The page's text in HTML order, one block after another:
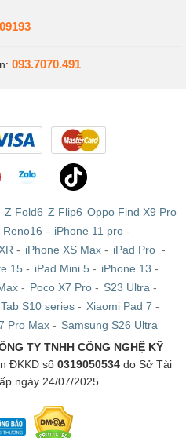
hàng công ty tại Viettablet
nguyên ở trong hộp, là hàng
phân phối; chính vì thế
được đảm bảo.
những tinh tuý của dòng
nhưng lại không muốn chi
bản cao cấp hơn. Note 10
kế riêng, khá mới mẻ, trẻ
Note khác.
chính hãng hàng công
ty (SSVN) được trang bị
chip “cây nhà lá vườn”
đầu tiên được gia công
điện năng hơn trong quá
sử dụng mượt mà.
khiến cho Note 10
093.7070.491
Z Fold6 Z Flip6 Oppo Find X9 Pro
Reno16 - iPhone 11 pro-
- iPhone XS Max- iPad Pro -
15 - iPad Mini 5 - iPhone 13 -
- Poco X7 Pro - S23 Ultra -
Tab S10 series - Xiaomi Pad 7 -
Pro Max- Samsung S26 Ultra
TY TNHH CÔNG NGHỆ KỸ
ĐKKD số 0319050534 do Sở Tài
ngày 24/07/2025.